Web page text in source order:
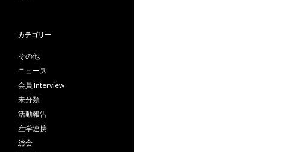
カテゴリー
その他
ニュース
会員 Interview
未分類
活動報告
産学連携
総会